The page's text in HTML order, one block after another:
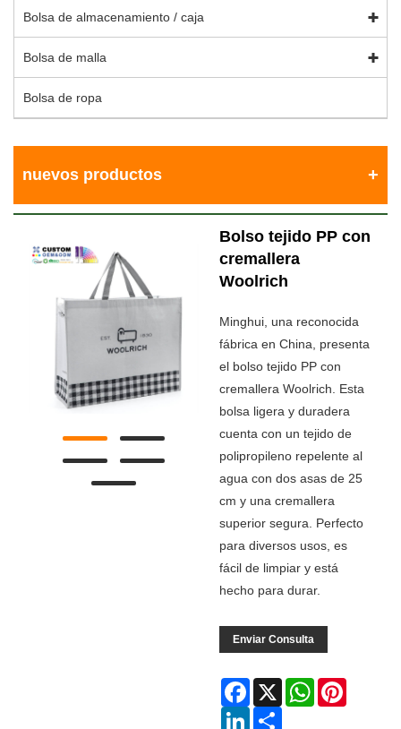
Bolsa de almacenamiento / caja
Bolsa de malla
Bolsa de ropa
nuevos productos
Bolso tejido PP con
cremallera
Woolrich
Minghui, una reconocida
fábrica en China, presenta
el bolso tejido PP con
cremallera Woolrich. Esta
bolsa ligera y duradera
cuenta con un tejido de
polipropileno repelente al
agua con dos asas de 25
cm y una cremallera
superior segura. Perfecto
para diversos usos, es
fácil de limpiar y está
hecho para durar.
Enviar Consulta
Facebook
X WhatsApp
LinkedIn